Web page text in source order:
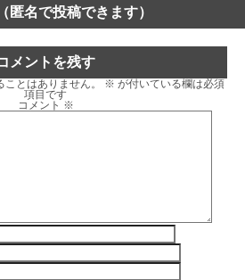
匿名で投稿できます）
メントを残す
とはありません。 ※ が付いている欄は必須
項目です
コメント ※